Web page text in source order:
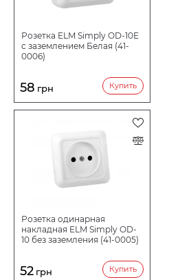
Розетка ELM Simply OD-10E
с заземлением Белая (41-
0006)
58 грн Купить
Розетка одинарная
накладная ELM Simply OD-
10 без заземления (41-0005)
52 грн Купить